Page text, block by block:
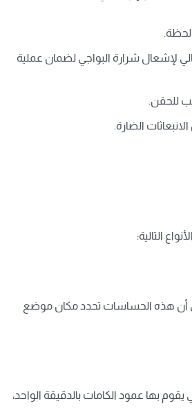
لحظة.
لإشعال شرارة البواجي لضمان عملية
للحقن.
الضارة.
التالية:
أن هذه الحساسات تحدد مكان موضع
بها عمود الكامات بالدقيقة الواحد،